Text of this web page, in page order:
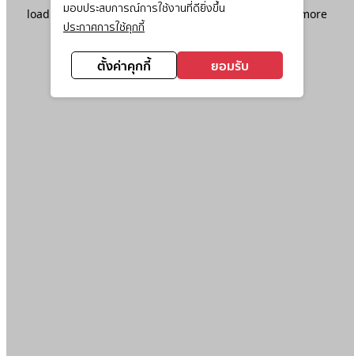
มอบประสบการณ์การใช้งานที่ดียิ่งขึ้น
ประกาศการใช้คุกกี้
ตั้งค่าคุกกี้ ยอมรับ
loadingwww.ktc.co.th(see the browser console
for more
information).